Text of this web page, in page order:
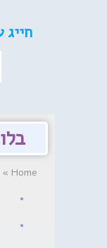
חייג
Home
»